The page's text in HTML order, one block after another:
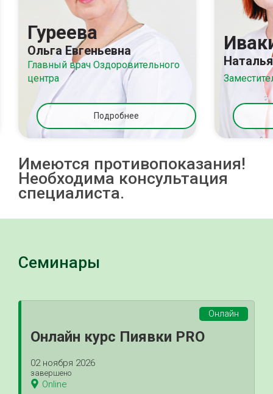
Гуреева
Ольга Евгеньевна
Главный врач Оздоровительного
центра
Подробнее
Имеются противопоказания!
Необходима консультация
специалиста.
Семинары
Онлайн курс Пиявки PRO
02 ноября 2026
завершено
Online
Онлайн